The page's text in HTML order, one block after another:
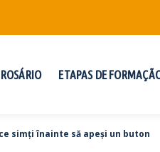
ETAPAS DE
simți înainte să apeși un buton